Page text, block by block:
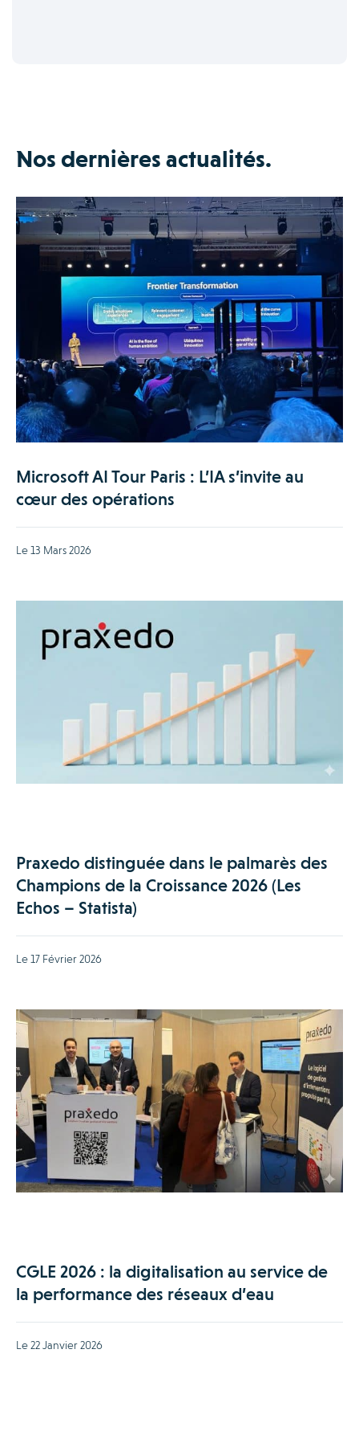
Nos dernières actualités.
Microsoft AI Tour Paris : L’IA s’invite au
cœur des opérations
Le 13 Mars 2026
Praxedo distinguée dans le palmarès des
Champions de la Croissance 2026 (Les
Echos – Statista)
Le 17 Février 2026
CGLE 2026 : la digitalisation au service de
la performance des réseaux d’eau
Le 22 Janvier 2026